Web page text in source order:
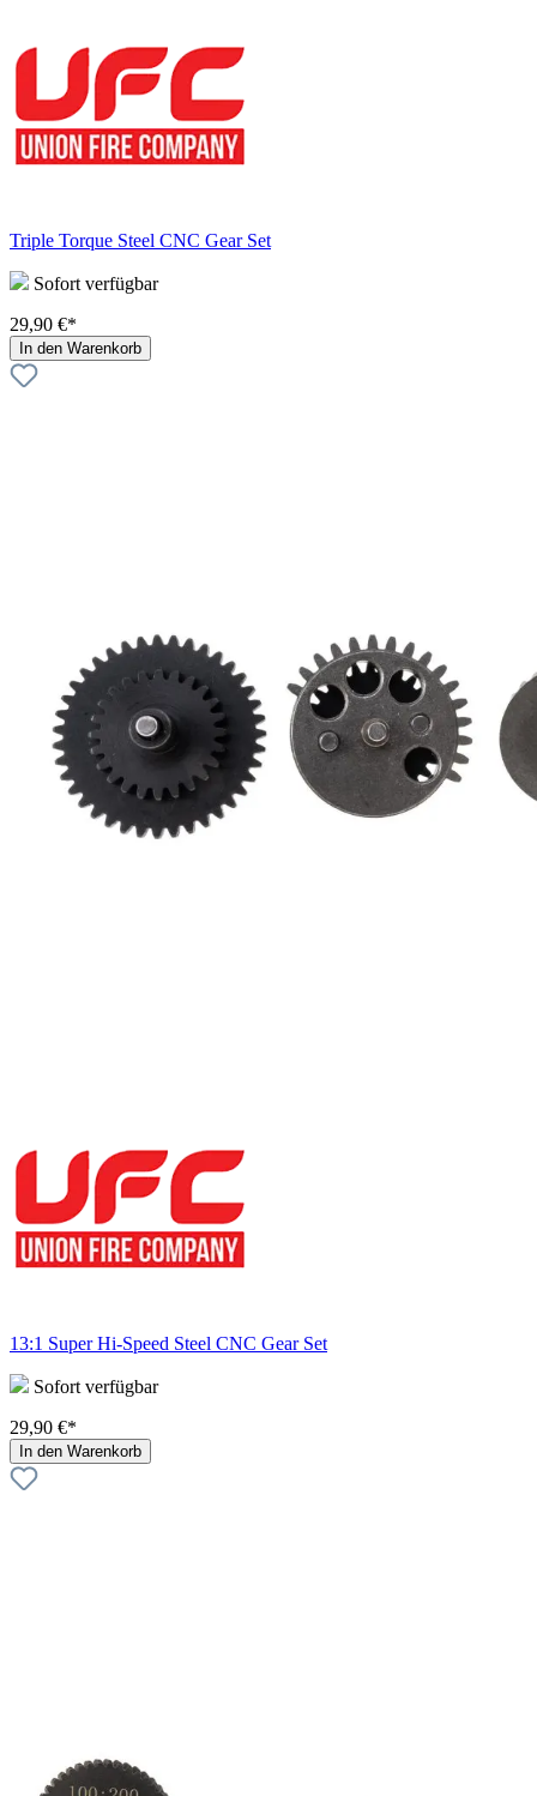
Triple Torque Steel CNC Gear Set
Sofort verfügbar
29,90 €*
In den Warenkorb
13:1 Super Hi-Speed Steel CNC Gear Set
Sofort verfügbar
29,90 €*
In den Warenkorb